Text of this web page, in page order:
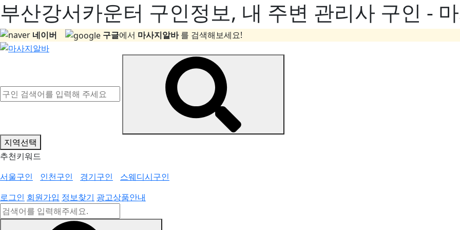
부산강서카운터 구인정보, 내 주변 관리사 구인 -
네이버 구글에서 마사지알바를 검색해보세요!
지역선택
추천키워드
서울구인
인천구인 경기구인
스웨디시구인
로그인 회원가입 정보찾기 광고상품안내